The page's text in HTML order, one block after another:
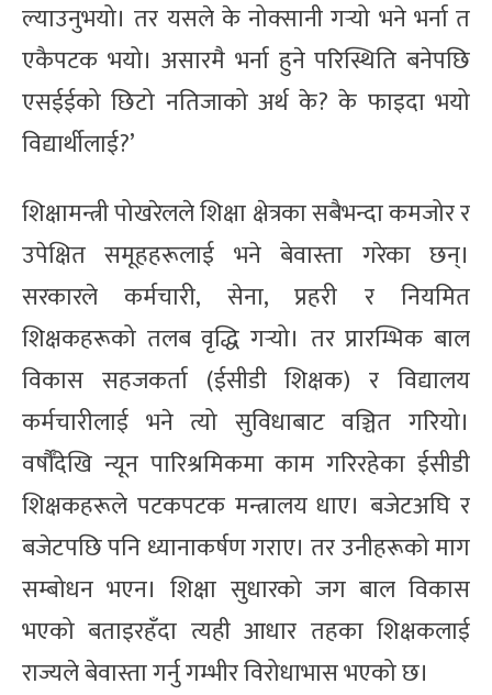
ल्याउनुभयो। तर यसले के नोक्सानी गर्‍यो भने भर्ना त
एकैपटक भयो। असारमै भर्ना हुने परिस्थिति बनेपछि
एसईईको छिटो नतिजाको अर्थ के? के फाइदा भयो
विद्यार्थीलाई?’
शिक्षामन्त्री पोखरेलले शिक्षा क्षेत्रका सबैभन्दा कमजोर र
उपेक्षित समूहहरूलाई भने बेवास्ता गरेका छन्।
सरकारले कर्मचारी, सेना, प्रहरी र नियमित
शिक्षकहरूको तलब वृद्धि गर्‍यो। तर प्रारम्भिक बाल
विकास सहजकर्ता (ईसीडी शिक्षक) र विद्यालय
कर्मचारीलाई भने त्यो सुविधाबाट वञ्चित गरियो।
वर्षौँदेखि न्यून पारिश्रमिकमा काम गरिरहेका ईसीडी
शिक्षकहरूले पटकपटक मन्त्रालय धाए। बजेटअघि र
बजेटपछि पनि ध्यानाकर्षण गराए। तर उनीहरूको माग
सम्बोधन भएन। शिक्षा सुधारको जग बाल विकास
भएको बताइरहँदा त्यही आधार तहका शिक्षकलाई
राज्यले बेवास्ता गर्नु गम्भीर विरोधाभास भएको छ।